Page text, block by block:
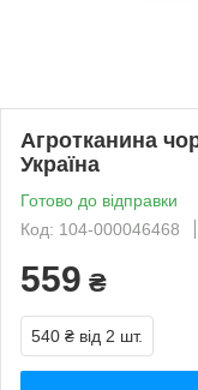
Агротканина
Україна
Готово до відправки
Код: 104-000046468
559 ₴
540 ₴ від 2 шт.